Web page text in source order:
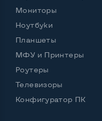
Мониторы
Ноутбуки
Планшеты
МФУ и Принтеры
Роутеры
Телевизоры
Конфигуратор ПК